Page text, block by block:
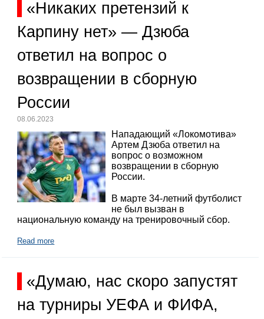
«Никаких претензий к
Карпину нет» — Дзюба
ответил на вопрос о
возвращении в сборную
России
08.06.2023
Нападающий «Локомотива»
Артем Дзюба ответил на
вопрос о возможном
возвращении в сборную
России.
В марте 34-летний футболист
не был вызван в
национальную команду на тренировочный сбор.
Read more
«Думаю, нас скоро запустят
на турниры УЕФА и ФИФА,